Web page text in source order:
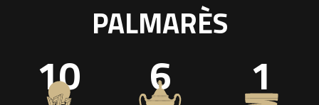
PALMARÈS
10 6 1